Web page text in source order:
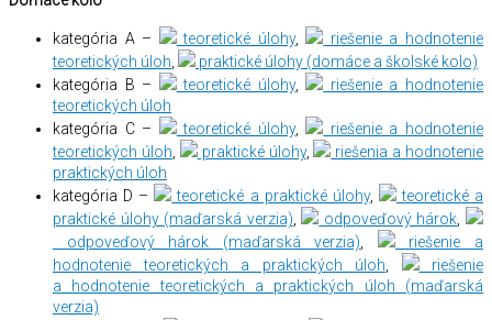
kategória A – teoretické úlohy,
riešenie a hodnotenie
teoretických úloh
praktické úlohy (domáce a školské kolo)
kategória B –
teoretické úlohy,
riešenie a hodnotenie
teoretických úloh
kategória C –
teoretické úlohy,
riešenie a hodnotenie
teoretických úloh
praktické úlohy,
riešenia a hodnotenie
praktických úloh
kategória D –
teoretické a praktické úlohy,
teoretické a
praktické úlohy (maďarská verzia)
odpoveďový hárok
odpoveďový hárok (maďarská verzia)
riešenie a
hodnotenie teoretických a praktických úloh
riešenie
a hodnotenie teoretických a praktických úloh (maďarská
verzia)